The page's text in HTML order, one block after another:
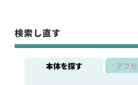
検索し直す
本体を探す アク